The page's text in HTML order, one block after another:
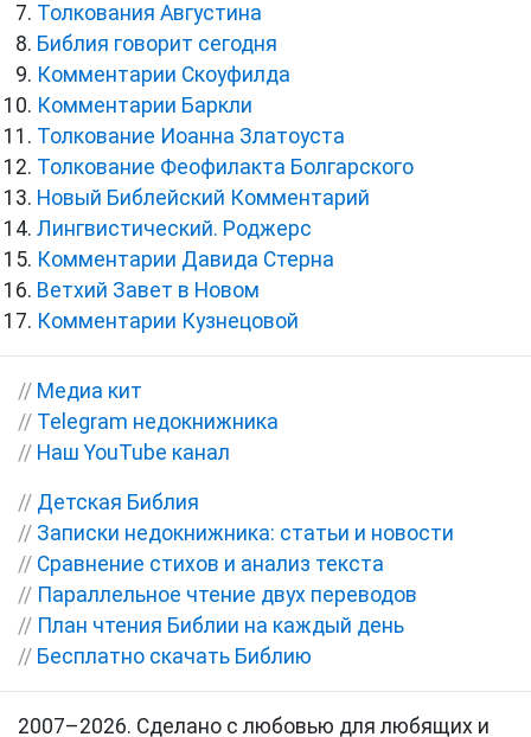
Толкования Августина
Библия говорит сегодня
Комментарии Скоуфилда
Комментарии Баркли
Толкование Иоанна Златоуста
Толкование Феофилакта Болгарского
Новый Библейский Комментарий
Лингвистический. Роджерс
Комментарии Давида Стерна
Ветхий Завет в Новом
Комментарии Кузнецовой
// Медиа кит
// Telegram недокнижника
// Наш YouTube канал
// Детская Библия
// Записки недокнижника: статьи и новости
// Сравнение стихов и анализ текста
// Параллельное чтение двух переводов
// План чтения Библии на каждый день
// Бесплатно скачать Библию
2007–2026. Сделано с любовью для любящих и